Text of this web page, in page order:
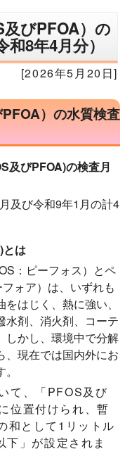
びPFOA）の
8年4月分）
[2026年5月20日]
）の水質検査
びPFOA)の検査月
及び令和9年1月の計4
とは
：ピーフォス）とペ
ォア）は、いずれも
はじく、熱に強い、
水剤、消火剤、コーテ
しかし、環境中で分解
、現在では国内外にお
て、「PFOS及び
位置付けられ、暫
和として1リットル
」が設定されま